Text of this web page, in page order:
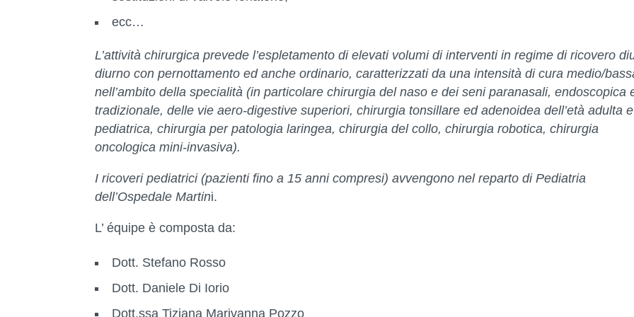
ecc…
L’attività chirurgica prevede l’espletamento di elevati volumi di interventi in regime di ricovero
diurno con pernottamento ed anche ordinario, caratterizzati da una intensità di cura medio/
nell’ambito della specialità (in particolare chirurgia del naso e dei seni paranasali, endoscopica
tradizionale, delle vie aero-digestive superiori, chirurgia tonsillare ed adenoidea dell’età adulta e
pediatrica, chirurgia per patologia laringea, chirurgia del collo, chirurgia robotica, chirurgia
oncologica mini-invasiva).
I ricoveri pediatrici (pazienti fino a 15 anni compresi) avvengono nel reparto di Pediatria
dell’Ospedale Martini.
L’ équipe è composta da:
Dott. Stefano Rosso
Dott. Daniele Di Iorio
Dott.ssa Tiziana Marivanna Pozzo